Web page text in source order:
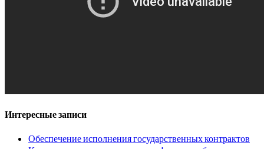
Интересные записи
Обеспечение исполнения государственных контрактов